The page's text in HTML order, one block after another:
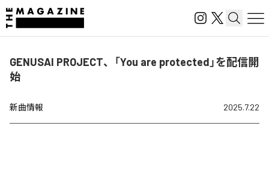
GENUSAI PROJECT、「You are protected」を配信開
始
新曲情報 2025.7.22